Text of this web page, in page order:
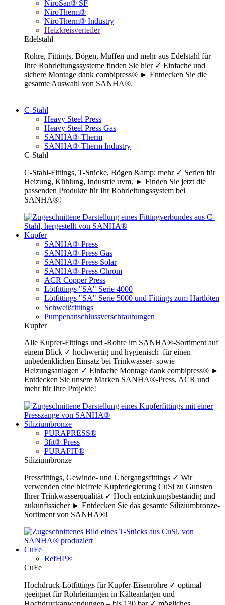
NiroSan® SF
NiroTherm®
NiroTherm® Industry
Heizkreisverteiler
Edelstahl
Rohre, Fittings, Bögen, Muffen und mehr aus Edelstahl für
Ihre Rohrleitungssysteme finden Sie hier ✓ Einfache und
sichere Montage dank combipress® ► Entdecken Sie die
gesamte Auswahl von SANHA®.
C-Stahl
Heavy Steel Press
Heavy Steel Press Gas
SANHA®-Therm
SANHA®-Therm Industry
C-Stahl
C-Stahl-Fittings, T-Stücke, Bögen &amp; mehr ✓ Serien für
Heizung, Kühlung, Industrie uvm. ► Finden Sie jetzt die
passenden Produkte für Ihr Rohrleitungssystem bei
SANHA®!
Kupfer
SANHA®-Press
SANHA®-Press Gas
SANHA®-Press Solar
SANHA®-Press Chrom
ACR Copper Press
Lötfittings "SA" Serie 4000
Lötfittings "SA" Serie 5000 und Fittings zum Hartlöten
Schweißfittings
Pumpenanschlussverschraubungen
Kupfer
Alle Kupfer-Fittings und -Rohre im SANHA®-Sortiment auf
einem Blick ✓ hochwertig und hygienisch für einen
unbedenklichen Einsatz bei Trinkwasser- sowie
Heizungsanlagen ✓ Einfache Montage dank combipress® ►
Entdecken Sie unsere Marken SANHA®-Press, ACR und
mehr für Ihre Projekte!
Siliziumbronze
PURAPRESS®
3fit®-Press
PURAFIT®
Siliziumbronze
Pressfittings, Gewinde- und Übergangsfittings ✓ Wir
verwenden eine bleifreie Kupferlegierung CuSi zu Gunsten
Ihrer Trinkwasserqualität ✓ Hoch entzinkungsbeständig und
zukunftssicher ► Entdecken Sie das gesamte Siliziumbronze-
Sortiment von SANHA®!
CuFe
RefHP®
CuFe
Hochdruck-Lötfittings für Kupfer-Eisenrohre ✓ optimal
geeignet für Rohrleitungen in Kälteanlagen und